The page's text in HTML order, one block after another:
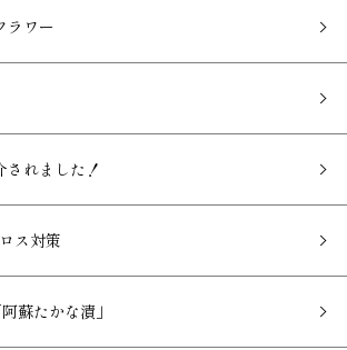
ラワー
されました！
ス対策
蘇たかな漬」